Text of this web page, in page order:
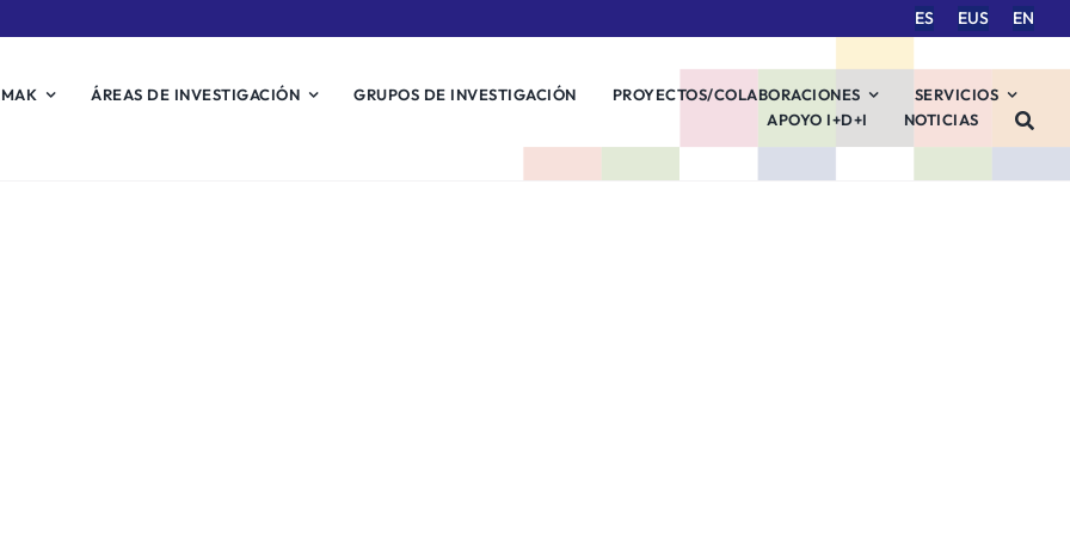
ES EUS EN
ÁREAS DE INVESTIGACIÓN GRUPOS DE INVESTIGACIÓN PROYECTOS/COLABORACIONES
SERVICIOS
APOYO I+D+I
NOTICIAS